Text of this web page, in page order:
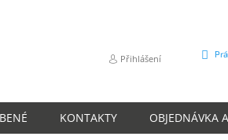
Přihlášení
KONTAKTY OBJEDNÁVKA